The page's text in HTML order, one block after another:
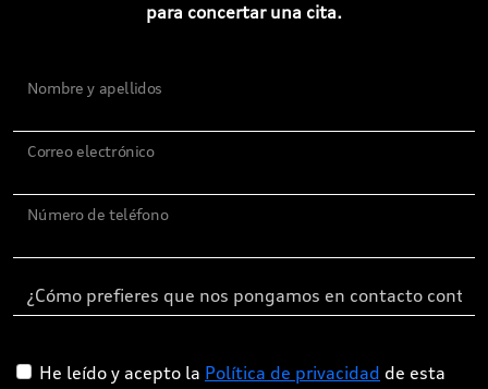
para concertar una cita.
Nombre y apellidos
Correo electrónico
Número de teléfono
He leído y acepto la Política de privacidad de esta